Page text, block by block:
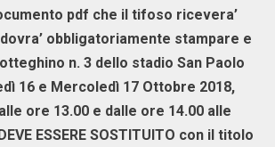
pdf che il tifoso ricevera’
obbligatoriamente stampare e
n. 3 dello stadio San Paolo
16 e Mercoledì 17 Ottobre 2018,
ore 13.00 e dalle ore 14.00 alle
ESSERE SOSTITUITO con il titolo